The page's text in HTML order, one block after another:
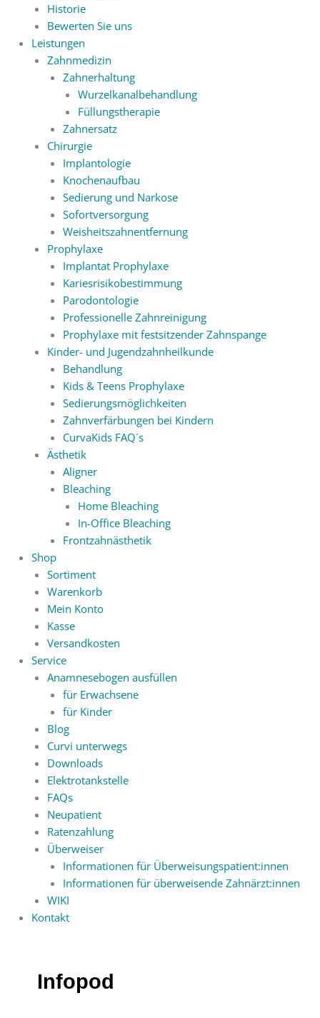
Historie
Bewerten Sie uns
Leistungen
Zahnmedizin
Zahnerhaltung
Wurzelkanalbehandlung
Füllungstherapie
Zahnersatz
Chirurgie
Implantologie
Knochenaufbau
Sedierung und Narkose
Sofortversorgung
Weisheitszahnentfernung
Prophylaxe
Implantat Prophylaxe
Kariesrisikobestimmung
Parodontologie
Professionelle Zahnreinigung
Prophylaxe mit festsitzender Zahnspange
Kinder- und Jugendzahnheilkunde
Behandlung
Kids & Teens Prophylaxe
Sedierungsmöglichkeiten
Zahnverfärbungen bei Kindern
CurvaKids FAQ´s
Ästhetik
Aligner
Bleaching
Home Bleaching
In-Office Bleaching
Frontzahnästhetik
Shop
Sortiment
Warenkorb
Mein Konto
Kasse
Versandkosten
Service
Anamnesebogen ausfüllen
für Erwachsene
für Kinder
Blog
Curvi unterwegs
Downloads
Elektrotankstelle
FAQs
Neupatient
Ratenzahlung
Überweiser
Informationen für Überweisungspatient:innen
Informationen für überweisende Zahnärzt:innen
WIKI
Kontakt
Infopod